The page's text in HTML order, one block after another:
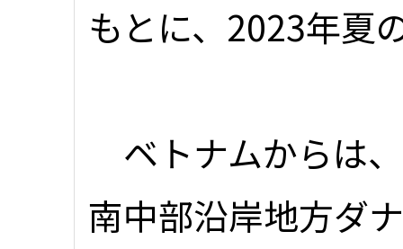
もとに、2023年夏
ベトナムからは
南中部沿岸地方ダ